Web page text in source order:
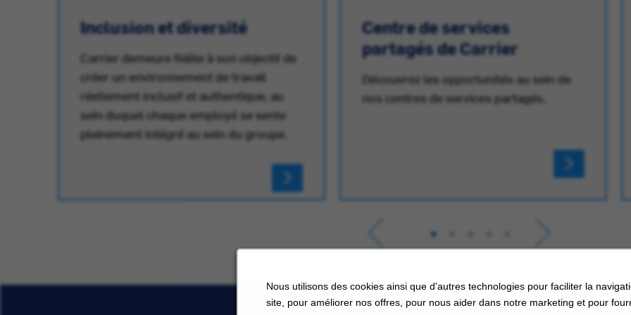
Nous utilisons des cookies ainsi que d'autres technologies pour faciliter la
site, pour améliorer nos offres, pour nous aider dans notre marketing et pour
Inclusion et diversité
Carrier demeure fidèle à son objectif de
créer un environnement de travail
réellement inclusif et authentique, au
sein duquel chaque employé se sente
pleinement intégré au sein du groupe.
Centre de services
partagés de Carrier
Découvrez les opportunités au sein de
nos centres de services partagés.